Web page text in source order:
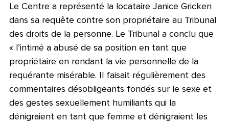
Le Centre a représenté la locataire Janice Gricken
dans sa requête contre son propriétaire au Tribunal
des droits de la personne. Le Tribunal a conclu que
« l’intimé a abusé de sa position en tant que
propriétaire en rendant la vie personnelle de la
requérante misérable. Il faisait régulièrement des
commentaires désobligeants fondés sur le sexe et
des gestes sexuellement humiliants qui la
dénigraient en tant que femme et dénigraient les